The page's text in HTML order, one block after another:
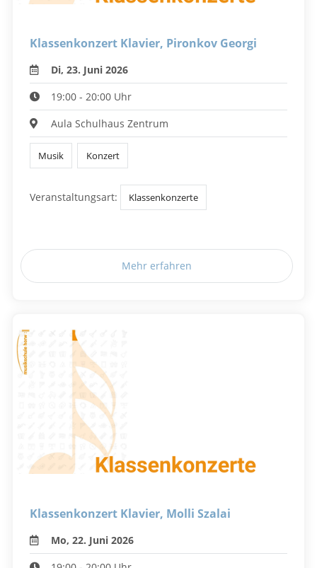
Klassenkonzert Klavier, Pironkov Georgi
Di, 23. Juni 2026
19:00 - 20:00 Uhr
Aula Schulhaus Zentrum
Musik Konzert
Veranstaltungsart: Klassenkonzerte
Mehr erfahren
Klassenkonzert Klavier, Molli Szalai
Mo, 22. Juni 2026